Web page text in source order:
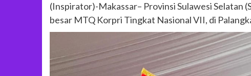
(Inspirator)-Makassar– Provinsi Sulawesi Selatan
besar MTQ Korpri Tingkat Nasional VII, di